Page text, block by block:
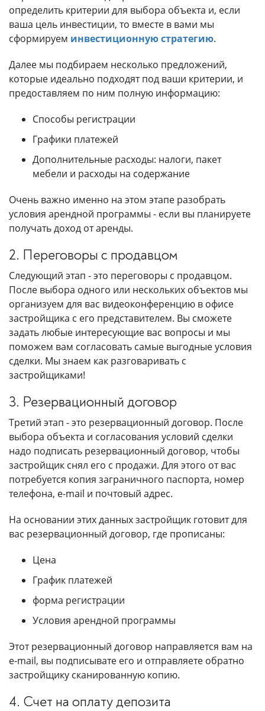
определить критерии для выбора объекта и, если
ваша цель инвестиции, то вместе в вами мы
сформируем инвестиционную стратегию.
Далее мы подбираем несколько предложений,
которые идеально подходят под ваши критерии, и
предоставляем по ним полную информацию:
Способы регистрации
Графики платежей
Дополнительные расходы: налоги, пакет
мебели и расходы на содержание
Очень важно именно на этом этапе разобрать
условия арендной программы - если вы планируете
получать доход от аренды.
2. Переговоры с продавцом
Следующий этап - это переговоры с продавцом.
После выбора одного или нескольких объектов мы
организуем для вас видеоконференцию в офисе
застройщика с его представителем. Вы сможете
задать любые интересующие вас вопросы и мы
поможем вам согласовать самые выгодные условия
сделки. Мы знаем как разговаривать с
застройщиками!
3. Резервационный договор
Третий этап - это резервационный договор. После
выбора объекта и согласования условий сделки
надо подписать резервационный договор, чтобы
застройщик снял его с продажи. Для этого от вас
потребуется копия заграничного паспорта, номер
телефона, e-mail и почтовый адрес.
На основании этих данных застройщик готовит для
вас резервационный договор, где прописаны:
Цена
График платежей
форма регистрации
Условия арендной программы
Этот резервационный договор направляется вам на
e-mail, вы подписывате его и отправляете обратно
застройщику сканированную копию.
4. Счет на оплату депозита